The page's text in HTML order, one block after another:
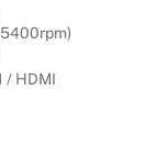
/ HDMI